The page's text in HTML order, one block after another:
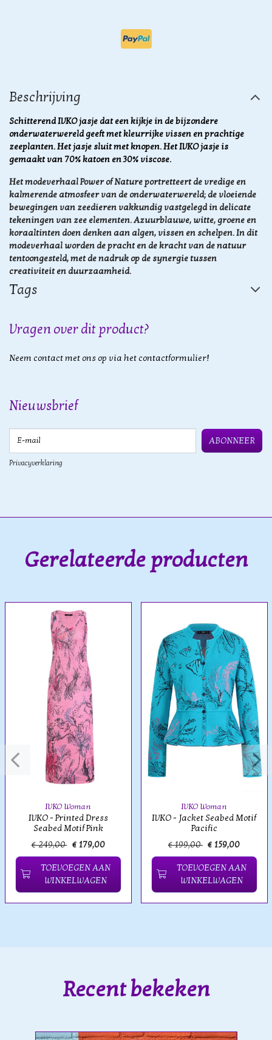
Beschrijving
Schitterend IVKO jasje dat een kijkje in de bijzondere
onderwaterwereld geeft met kleurrijke vissen en prachtige
zeeplanten. Het jasje sluit met knopen. Het IVKO jasje is
gemaakt van 70% katoen en 30% viscose.
Het modeverhaal Power of Natureportretteert de vredige en
kalmerende atmosfeer van de onderwaterwereld; de vloeiende
bewegingen van zeedieren vakkundig vastgelegd in delicate
tekeningen van zee elementen. Azuurblauwe, witte, groene en
koraaltinten doen denken aan algen, vissen en schelpen. In dit
modeverhaal worden de pracht en de kracht van de natuur
tentoongesteld, met de nadruk op de synergie tussen
creativiteit en duurzaamheid.
Tags
Vragen over dit product?
Neem contact met ons op via het contactformulier!
Nieuwsbrief
ABONNEER
Privacyverklaring
Gerelateerde producten
IVKO Woman
IVKO - Printed Dress
Seabed Motif Pink
€ 249,00 € 179,00
TOEVOEGEN AAN
WINKELWAGEN
IVKO Woman
IVKO - Jacket Seabed Motif
Pacific
€ 199,00 € 159,00
TOEVOEGEN AAN
WINKELWAGEN
Recent bekeken